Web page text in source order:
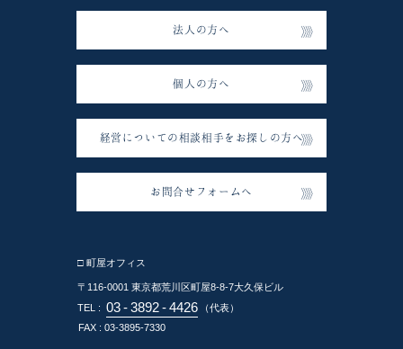
法人の方へ
個人の方へ
経営についての相談相手をお探しの方へ
お問合せフォームへ
□ 町屋オフィス
〒116-0001 東京都荒川区町屋8-8-7大久保ビル
TEL : 03 - 3892 - 4426
（代表）
FAX : 03-3895-7330